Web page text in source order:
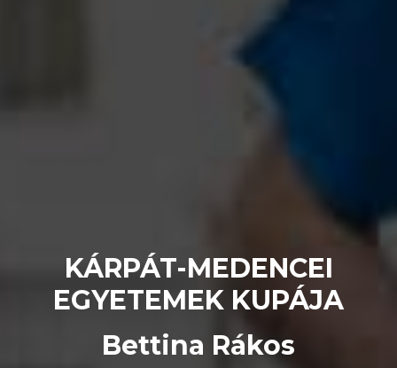
KÁRPÁT-MEDENCEI
EGYETEMEK KUPÁJA
Bettina Rákos